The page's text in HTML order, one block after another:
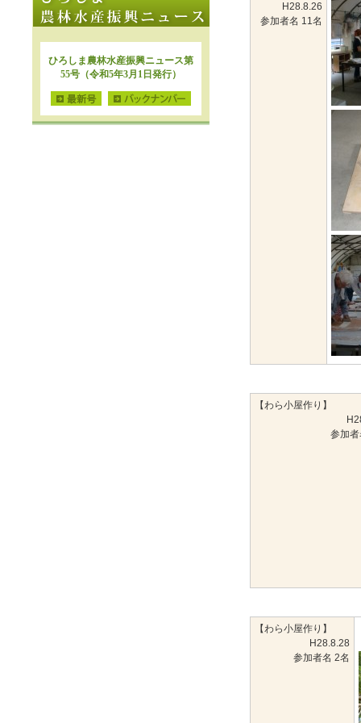
H28.8.26
参加者名 11名
【わら小屋作り】
参加
【わら小屋作り】
H28.8.28
参加者名 2名